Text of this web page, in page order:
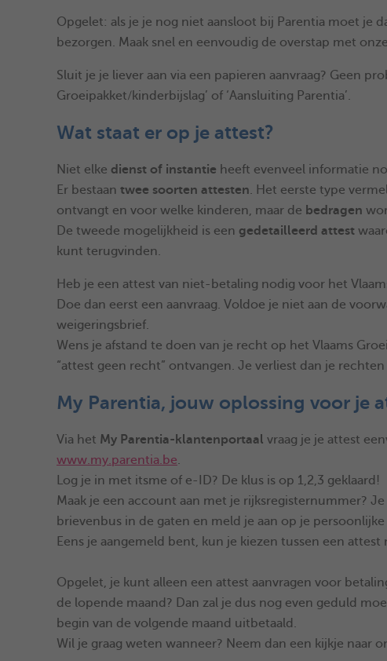
Opgelet: als je je nog niet aansloot bij Parentia moet je
bezorgen. Maak snel en eenvoudig de overstap met onze
Sluit je je liever aan via een papieren aanvraag? Geen
Groeipakket/kinderbijslag’ of ‘Aansluiting Parentia’.
Wat staat er op je attest?
Niet elke dienst of instantie heeft evenveel informatie
Er bestaan twee soorten attesten. Het eerste type
ontvangt en voor welke kinderen, maar de bedragen
De tweede mogelijkheid is een gedetailleerd attest
kunt terugvinden.
Heb je een attest van niet-betaling nodig voor het
Doe dan eerst een aanvraag. Voldoe je niet aan de
weigeringsbrief.
Wens je afstand te doen van je recht op het Vlaams
“attest geen recht” ontvangen. Je verliest dan je
My Parentia, jouw oplossing voor je
Via het My Parentia-klantenportaal vraag je je attest
www.my.parentia.be.
Log je in met itsme of e-ID? De klus is op 1,2,3 geklaard!
Maak je een account aan met je rijksregisternummer?
brievenbus in de gaten en meld je aan op je
Eens je aangemeld bent, kun je kiezen tussen een
Opgelet, je kunt alleen een attest aanvragen voor
de lopende maand? Dan zal je dus nog even geduld
begin van de volgende maand uitbetaald.
Wil je graag weten wanneer? Neem dan een kijkje naar